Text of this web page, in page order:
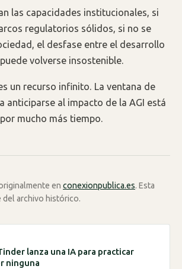
las capacidades institucionales, si
regulatorios sólidos, si no se
el desfase entre el desarrollo
volverse insostenible.
un recurso infinito. La ventana de
anticiparse al impacto de la AGI está
mucho más tiempo.
en conexionpublica.es. Esta
del archivo histórico.
lanza una IA para practicar
ninguna